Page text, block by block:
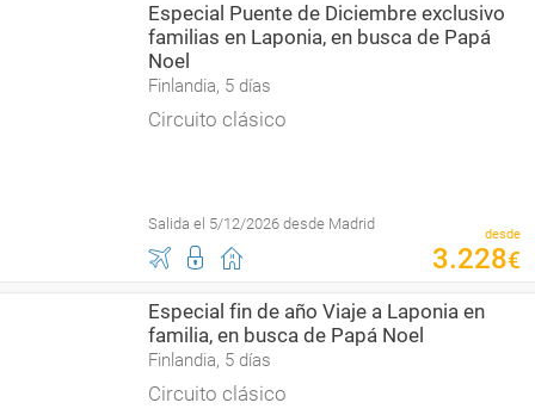
Especial Puente de Diciembre exclusivo
familias en Laponia, en busca de Papá
Noel
Finlandia, 5 días
Circuito clásico
Salida el 5/12/2026 desde Madrid
desde
3.228€
Especial fin de año Viaje a Laponia en
familia, en busca de Papá Noel
Finlandia, 5 días
Circuito clásico